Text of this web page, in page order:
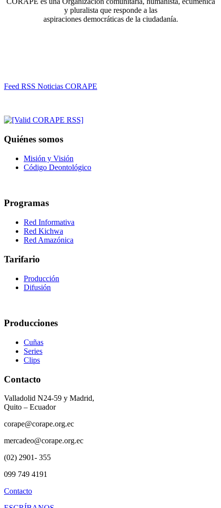
y pluralista que responde a las
aspiraciones democráticas de la ciudadanía.
Feed RSS Noticias CORAPE
Quiénes somos
Misión y Visión
Código Deontológico
Programas
Red Informativa
Red Kichwa
Red Amazónica
Tarifario
Producción
Difusión
Producciones
Cuñas
Series
Clips
Contacto
Valladolid N24-59 y Madrid,
Quito – Ecuador
corape@corape.org.ec
mercadeo@corape.org.ec
(02) 2901- 355
099 749 4191
Contacto